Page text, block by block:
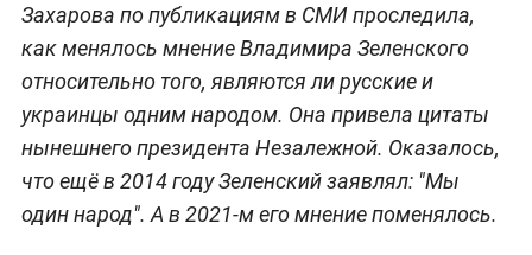
Захарова по публикациям в СМИ проследила,
как менялось мнение Владимира Зеленского
относительно того, являются ли русские и
украинцы одним народом. Она привела цитаты
нынешнего президента Незалежной. Оказалось,
что ещё в 2014 году Зеленский заявлял: "Мы
один народ". А в 2021-м его мнение поменялось.